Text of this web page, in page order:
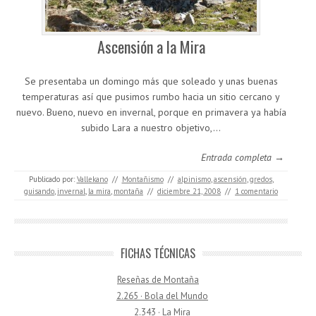
Ascensión a la Mira
Se presentaba un domingo más que soleado y unas buenas
temperaturas así que pusimos rumbo hacia un sitio cercano y
nuevo. Bueno, nuevo en invernal, porque en primavera ya había
subido Lara a nuestro objetivo,…
Entrada completa →
Publicado por: Vallekano // Montañismo // alpinismo,ascensión,gredos,
guisando, invernal, la mira, montaña // diciembre 21, 2008 // 1 comentario
FICHAS TÉCNICAS
Reseñas de Montaña
2.265 · Bola del Mundo
2.343 · La Mira